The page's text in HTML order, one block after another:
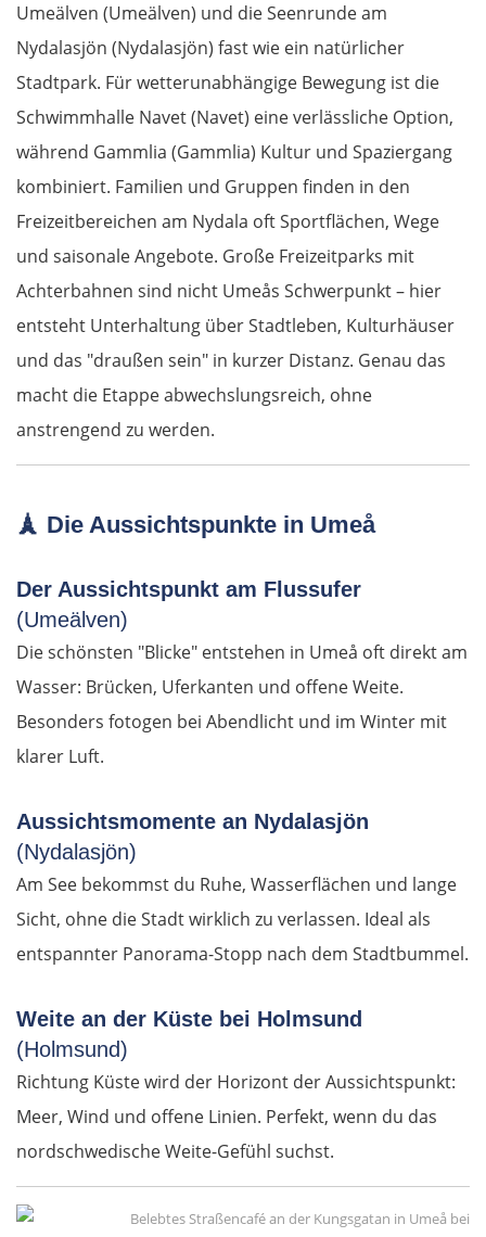
Umeälven (Umeälven) und die Seenrunde am
Nydalasjön (Nydalasjön) fast wie ein natürlicher
Stadtpark. Für wetterunabhängige Bewegung ist die
Schwimmhalle Navet (Navet) eine verlässliche Option,
während Gammlia (Gammlia) Kultur und Spaziergang
kombiniert. Familien und Gruppen finden in den
Freizeitbereichen am Nydala oft Sportflächen, Wege
und saisonale Angebote. Große Freizeitparks mit
Achterbahnen sind nicht Umeås Schwerpunkt – hier
entsteht Unterhaltung über Stadtleben, Kulturhäuser
und das "draußen sein" in kurzer Distanz. Genau das
macht die Etappe abwechslungsreich, ohne
anstrengend zu werden.
🗼 Die Aussichtspunkte in Umeå
Der Aussichtspunkt am Flussufer
(Umeälven)
Die schönsten "Blicke" entstehen in Umeå oft direkt am
Wasser: Brücken, Uferkanten und offene Weite.
Besonders fotogen bei Abendlicht und im Winter mit
klarer Luft.
Aussichtsmomente an Nydalasjön
(Nydalasjön)
Am See bekommst du Ruhe, Wasserflächen und lange
Sicht, ohne die Stadt wirklich zu verlassen. Ideal als
entspannter Panorama-Stopp nach dem Stadtbummel.
Weite an der Küste bei Holmsund
(Holmsund)
Richtung Küste wird der Horizont der Aussichtspunkt:
Meer, Wind und offene Linien. Perfekt, wenn du das
nordschwedische Weite-Gefühl suchst.
Peniche
Nazaré
Figueira da Foz
Porto
Amarante
Vila Real
Mirandela
Bragança
Tordesillas
Arévalo
Guadarrama
Guadalajara
Sacedón
Molina de Aragón
Daroca
Saragossa
Tudela